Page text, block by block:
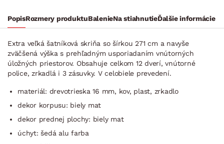
PopisRozmery produktuBalenieNa stiahnutieĎalšie informácie
Extra veľká šatníková skriňa so šírkou 271 cm a navyše
zväčšená výška s prehľadným usporiadaním vnútorných
úložných priestorov. Obsahuje celkom 12 dverí, vnútorné
police, zrkadlá i 3 zásuvky. V celobiele prevedení.
materiál: drevotrieska 16 mm, kov, plast, zrkadlo
dekor korpusu: biely mat
dekor prednej plochy: biely mat
úchyt: šedá alu farba